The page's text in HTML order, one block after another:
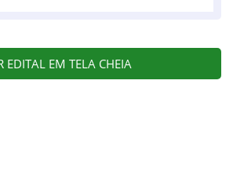
EDITAL EM TELA CHEIA